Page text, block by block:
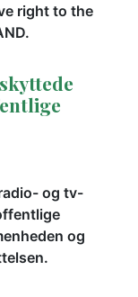
right to the
og tv-
og